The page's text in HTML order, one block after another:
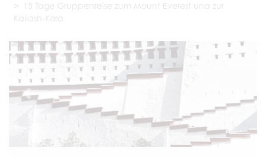
15 Tage Gruppenreise zum Mount Everest und zur
Kailash-Kora